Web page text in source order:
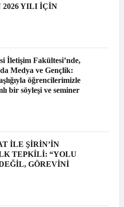
2026 YILI İÇİN
İletişim Fakültesi’nde,
Medya ve Gençlik:
öğrencilerimizle
bir söyleşi ve seminer
İLE ŞİRİN’İN
TEPKİLİ: “YOLU
GÖREVİNİ